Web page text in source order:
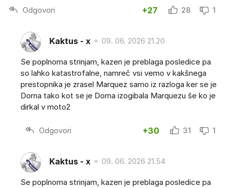
Odgovori +27 28 1
Kaktus - x 09. 06. 2026 21.20
Se poplnoma strinjam, kazen je preblaga posledice pa
so lahko katastrofalne, namreč vsi vemo v kakšnega
prestopnika je zrasel Marquez samo iz razloga ker se je
Dorna tako kot se je Dorna izogibala Marquezu še ko je
dirkal v moto2
Odgovori +30 31 1
Kaktus - x 09. 06. 2026 21.54
Se poplnoma strinjam, kazen je preblaga posledice pa